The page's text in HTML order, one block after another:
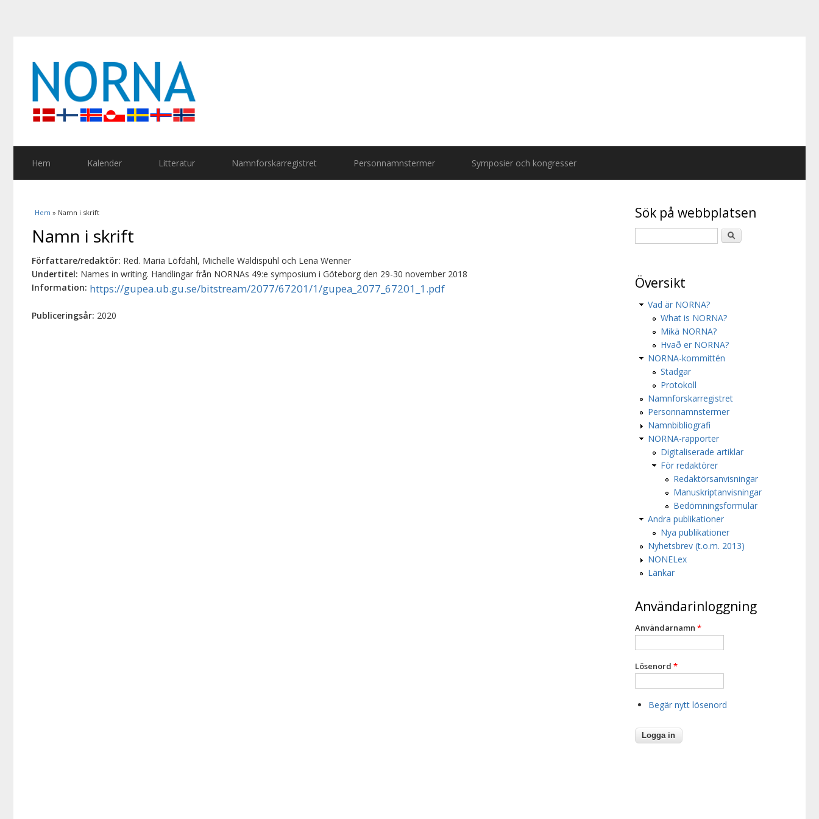
Hem Kalender Litteratur Namnforskarregistret Personnamnstermer Symposier och kongresser
Du är här
Hem » Namn i skrift
Namn i skrift
Författare/redaktör: Red. Maria Löfdahl, Michelle Waldispühl och Lena Wenner
Undertitel: Names in writing. Handlingar från NORNAs 49:e symposium i Göteborg den 29-30 november 2018
Information: https://gupea.ub.gu.se/bitstream/2077/67201/1/gupea_2077_67201_1.pdf
Publiceringsår: 2020
Sök på webbplatsen
Översikt
Vad är NORNA?
What is NORNA?
Mikä NORNA?
Hvað er NORNA?
NORNA-kommittén
Stadgar
Protokoll
Namnforskarregistret
Personnamnstermer
Namnbibliografi
NORNA-rapporter
Digitaliserade artiklar
För redaktörer
Redaktörsanvisningar
Manuskriptanvisningar
Bedömningsformulär
Andra publikationer
Nya publikationer
Nyhetsbrev (t.o.m. 2013)
NONELex
Länkar
Användarinloggning
Användarnamn *
Lösenord *
Begär nytt lösenord